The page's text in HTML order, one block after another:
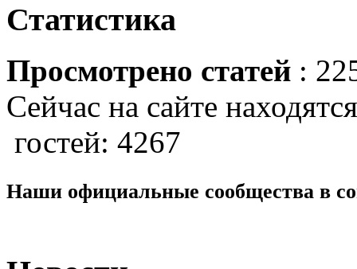
Статистика
Просмотрено статей :
Сейчас на сайте
гостей: 4267
Наши официальные сообщества в